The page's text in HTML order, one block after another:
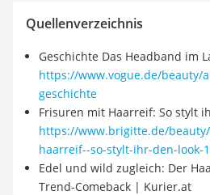
Quellenverzeichnis
Geschichte Das Headband im
https://www.vogue.de/beauty/
geschichte
Frisuren mit Haarreif: So stylt
https://www.brigitte.de/
haarreif--so-stylt-ihr-den-look-
Edel und wild zugleich: Der
Trend-Comeback | Kurier.at